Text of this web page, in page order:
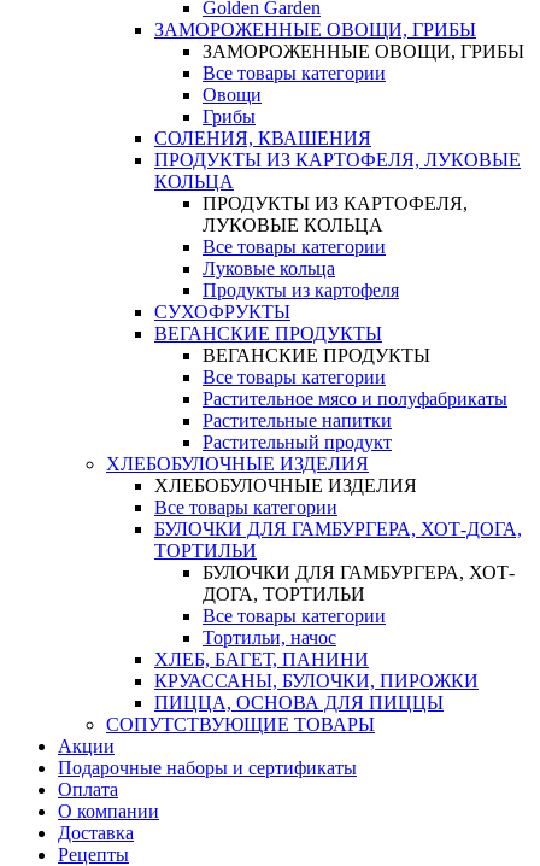
Golden Garden
ЗАМОРОЖЕННЫЕ ОВОЩИ, ГРИБЫ
ЗАМОРОЖЕННЫЕ ОВОЩИ, ГРИБЫ
Все товары категории
Овощи
Грибы
СОЛЕНИЯ, КВАШЕНИЯ
ПРОДУКТЫ ИЗ КАРТОФЕЛЯ, ЛУКОВЫЕ
КОЛЬЦА
ПРОДУКТЫ ИЗ КАРТОФЕЛЯ,
ЛУКОВЫЕ КОЛЬЦА
Все товары категории
Луковые кольца
Продукты из картофеля
СУХОФРУКТЫ
ВЕГАНСКИЕ ПРОДУКТЫ
ВЕГАНСКИЕ ПРОДУКТЫ
Все товары категории
Растительное мясо и полуфабрикаты
Растительные напитки
Растительный продукт
ХЛЕБОБУЛОЧНЫЕ ИЗДЕЛИЯ
ХЛЕБОБУЛОЧНЫЕ ИЗДЕЛИЯ
Все товары категории
БУЛОЧКИ ДЛЯ ГАМБУРГЕРА, ХОТ-ДОГА,
ТОРТИЛЬИ
БУЛОЧКИ ДЛЯ ГАМБУРГЕРА, ХОТ-
ДОГА, ТОРТИЛЬИ
Все товары категории
Тортильи, начос
ХЛЕБ, БАГЕТ, ПАНИНИ
КРУАССАНЫ, БУЛОЧКИ, ПИРОЖКИ
ПИЦЦА, ОСНОВА ДЛЯ ПИЦЦЫ
СОПУТСТВУЮЩИЕ ТОВАРЫ
Акции
Подарочные наборы и сертификаты
Оплата
О компании
Доставка
Рецепты